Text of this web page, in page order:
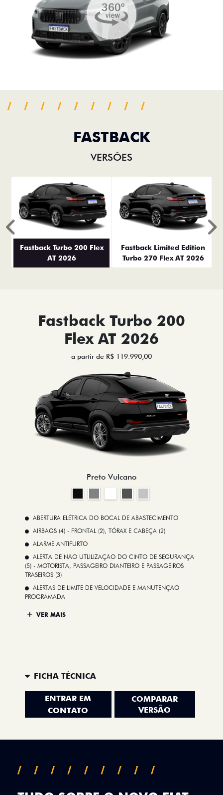
FASTBACK
VERSÕES
Fastback Turbo 200 Flex
AT 2026
Fastback Limited Edition
Turbo 270 Flex AT 2026
Anterior
Fastback Turbo 200
Flex AT 2026
a partir de R$ 119.990,00
Preto Vulcano
ABERTURA ELÉTRICA DO BOCAL DE ABASTECIMENTO
AIRBAGS (4) - FRONTAL (2), TÓRAX E CABEÇA (2)
ALARME ANTIFURTO
ALERTA DE NÃO UTLILIZAÇÃO DO CINTO DE SEGURANÇA
(5) - MOTORISTA, PASSAGEIRO DIANTEIRO E PASSAGEIROS
TRASEIROS (3)
ALERTAS DE LIMITE DE VELOCIDADE E MANUTENÇÃO
PROGRAMADA
VER MAIS
FICHA TÉCNICA
ENTRAR EM
CONTATO
COMPARAR
VERSÃO